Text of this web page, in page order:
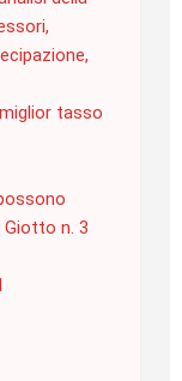
tasso
n. 3